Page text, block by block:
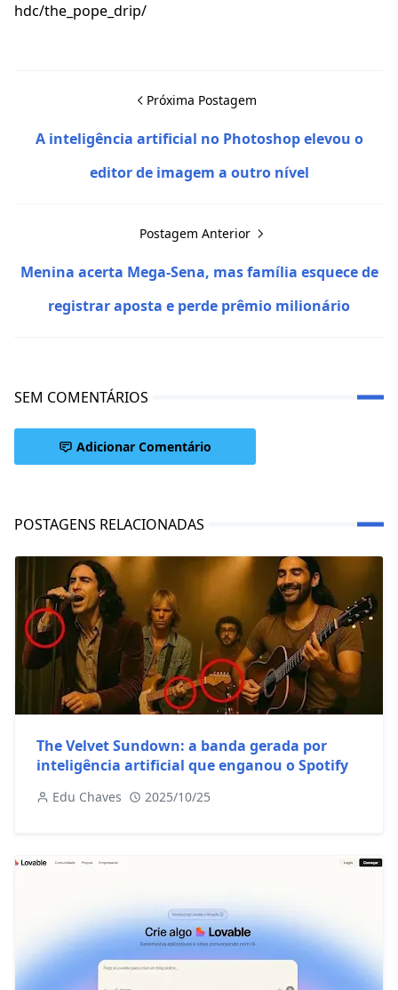
hdc/the_pope_drip/
Próxima Postagem
A inteligência artificial no Photoshop elevou o
editor de imagem a outro nível
Postagem Anterior
Menina acerta Mega-Sena, mas família esquece de
registrar aposta e perde prêmio milionário
SEM COMENTÁRIOS
Adicionar Comentário
POSTAGENS RELACIONADAS
The Velvet Sundown: a banda gerada por
inteligência artificial que enganou o Spotify
Edu Chaves 2025/10/25